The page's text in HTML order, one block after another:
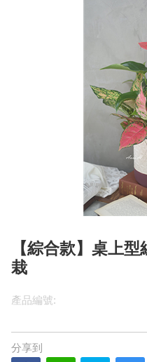
【綜合款】桌上
栽
產品編號:
分享到